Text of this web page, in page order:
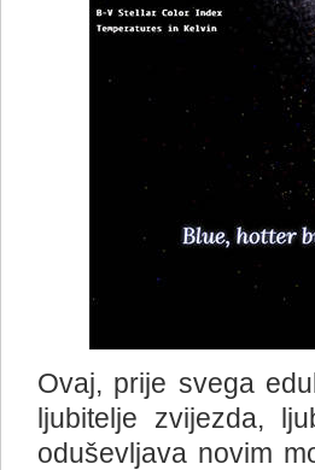
Ovaj, prije svega
ljubitelje zvijezda,
oduševljava novim